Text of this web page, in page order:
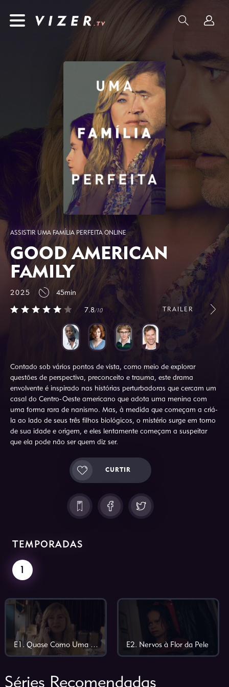
ASSISTIR UMA FAMÍLIA PERFEITA ONLINE
GOOD AMERICAN
FAMILY
2025 45min
7.8/10 TRAILER
Contado sob vários pontos de vista, como meio de explorar
questões de perspectiva, preconceito e trauma, este drama
envolvente é inspirado nas histórias perturbadoras que cercam um
casal do Centro-Oeste americano que adota uma menina com
uma forma rara de nanismo. Mas, à medida que começam a criá-
la ao lado de seus três filhos biológicos, o mistério surge em torno
de sua idade e origem, e eles lentamente começam a suspeitar
que ela pode não ser quem diz ser.
CURTIR
TEMPORADAS
1
E1. Quase Como Uma Oração E2. Nervos à Flor da Pele
Séries Recomendadas